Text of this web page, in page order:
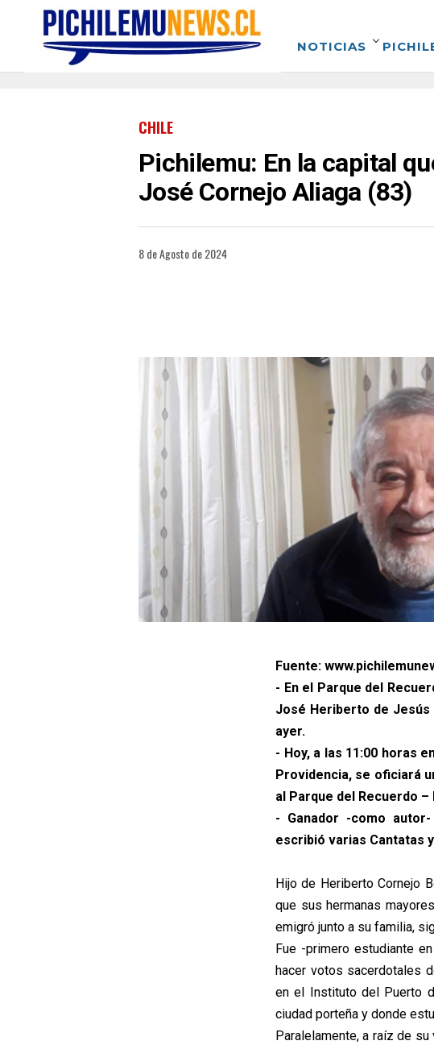
NOTICIAS
CHILE
Pichilemu: En la capital
José Cornejo Aliaga (83)
8 de Agosto de 2024
Fuente:
- En el Parque del
José Heriberto de Jesús
ayer.
- Hoy, a las 11:00 horas
Providencia, se oficiará
al Parque del Recuerdo
- Ganador -como
escribió varias Cantatas
Hijo de Heriberto Cornejo
que sus hermanas
emigró junto a su familia,
Fue -primero estudiante
hacer votos sacerdotales
en el Instituto del Puerto
ciudad porteña y donde
Paralelamente, a raíz de